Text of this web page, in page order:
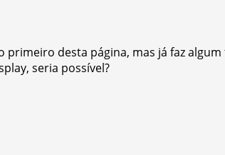
desta página, mas já faz
seria possível?